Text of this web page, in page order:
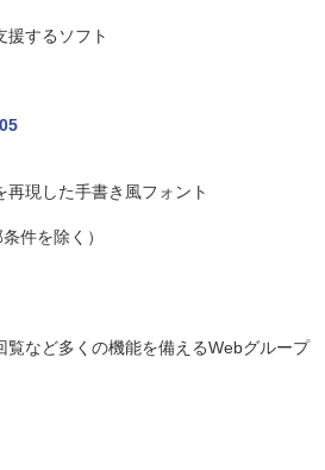
援するソフト
現した手書き風フォント
件を除く）
覧など多くの機能を備えるWebグループ